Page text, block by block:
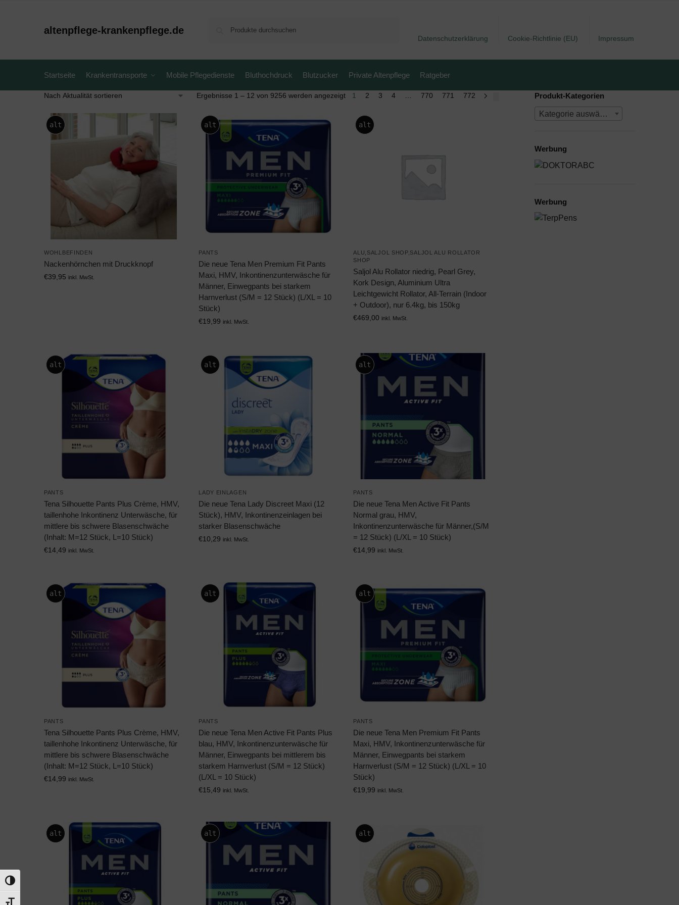
Umschalten auf hohe Kontraste
altenpflege-krankenpflege.de
Datenschutzerklärung Cookie-Richtlinie (EU) Impressum
Startseite Krankentransporte Mobile Pflegedienste Bluthochdruck Blutzucker Private Altenpflege Ratgeber
Ergebnisse 1 – 12 von 9256 werden angezeigt 1 2 3 4 770 771 772
alt
WOHLBEFINDEN
Nackenhörnchen mit Druckknopf
€39,95 inkl. MwSt.
alt
PANTS
Die neue Tena Men Premium Fit Pants
Maxi, HMV, Inkontinenzunterwäsche für
Männer, Einwegpants bei starkem
Harnverlust (S/M = 12 Stück) (L/XL = 10
Stück)
€19,99 inkl. MwSt.
alt
ALU,SALJOL SHOP,SALJOL ALU ROLLATOR
SHOP
Saljol Alu Rollator niedrig, Pearl Grey,
Kork Design, Aluminium Ultra
Leichtgewicht Rollator, All-Terrain (Indoor
+ Outdoor), nur 6.4kg, bis 150kg
€469,00 inkl. MwSt.
alt
PANTS
Tena Silhouette Pants Plus Crème, HMV,
taillenhohe Inkontinenz Unterwäsche, für
mittlere bis schwere Blasenschwäche
(Inhalt: M=12 Stück, L=10 Stück)
€14,49 inkl. MwSt.
alt
LADY EINLAGEN
Die neue Tena Lady Discreet Maxi (12
Stück), HMV, Inkontinenzeinlagen bei
starker Blasenschwäche
€10,29 inkl. MwSt.
alt
PANTS
Die neue Tena Men Active Fit Pants
Normal grau, HMV,
Inkontinenzunterwäsche für Männer,(S/M
= 12 Stück) (L/XL = 10 Stück)
€14,99 inkl. MwSt.
alt
PANTS
Tena Silhouette Pants Plus Crème, HMV,
taillenhohe Inkontinenz Unterwäsche, für
mittlere bis schwere Blasenschwäche
(Inhalt: M=12 Stück, L=10 Stück)
€14,99 inkl. MwSt.
alt
PANTS
Die neue Tena Men Active Fit Pants Plus
blau, HMV, Inkontinenzunterwäsche für
Männer, Einwegpants bei mittlerem bis
starkem Harnverlust (S/M = 12 Stück)
(L/XL = 10 Stück)
€15,49 inkl. MwSt.
alt
PANTS
Die neue Tena Men Premium Fit Pants
Maxi, HMV, Inkontinenzunterwäsche für
Männer, Einwegpants bei starkem
Harnverlust (S/M = 12 Stück) (L/XL = 10
Stück)
€19,99 inkl. MwSt.
alt alt alt
Produkt-Kategorien
Kategorie auswählen
Werbung
Werbung